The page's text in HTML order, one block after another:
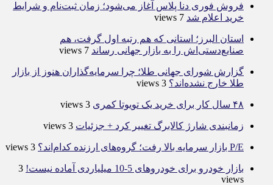
فروش فوری دنا پلاس آغاز می‌شود؛ زمان ثبت‌نام و شرایط
خرید اعلام شد 7 views
استان البرز؛ استانی که هم رتبه اول گرفت، هم
صنایع‌دستی‌اش را به بازار جهانی رساند 7 views
گزارش شورای جهانی طلا؛ چرا سرمایه‌گذاران هنوز از بازار
طلا خارج نشده‌اند؟ 3 views
۴۸ سال کار برای خرید یک تویوتا کمری 3 views
زمانبندی شارژ کالابرگ تغییر کرد + جزئیات 3 views
P/E بازار سرمایه بالا رفت؛ گروه‌های ارزنده کدام‌اند؟ 3 views
بازار خودرو برای خودروهای 5-10 میلیاردی آماده نیست!
3
views